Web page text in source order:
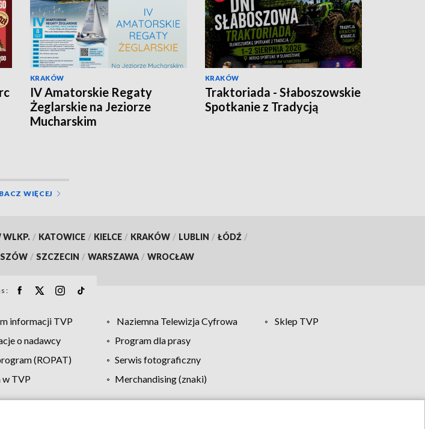
KRAKÓW
IV Amatorskie Regaty
Żeglarskie na Jeziorze
Mucharskim
KRAKÓW
Traktoriada - Słaboszowskie
Spotkanie z Tradycją
WIĘCEJ
WLKP. / KATOWICE / KIELCE / KRAKÓW / LUBLIN / ŁÓDŹ /
/ SZCZECIN / WARSZAWA / WROCŁAW
informacji TVP Naziemna Telewizja Cyfrowa
Sklep TVP
o nadawcy
Program dla prasy
(ROPAT)
Serwis fotograficzny
w TVP
Merchandising (znaki)